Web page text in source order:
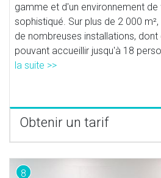
gamme et d'un environnement
sophistiqué. Sur plus de 2 000
de nombreuses installations, dont
pouvant accueillir jusqu'à 18
la suite >>
Obtenir un tarif
8